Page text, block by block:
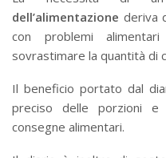
dell’alimentazione deriva
con problemi
sovrastimare la quantità di
Il beneficio portato dal
preciso delle porzioni e
consegne alimentari.